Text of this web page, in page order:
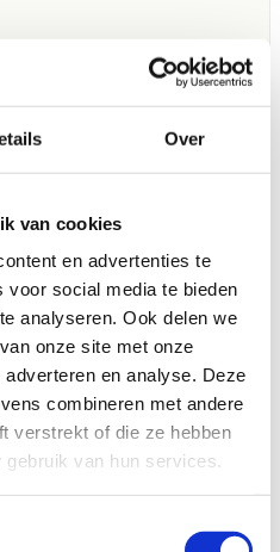
Over
van cookies
en advertenties te
voor social media te bieden
analyseren. Ook delen we
onze site met onze
en analyse. Deze
combineren met andere
verstrekt of die ze hebben
van hun services.